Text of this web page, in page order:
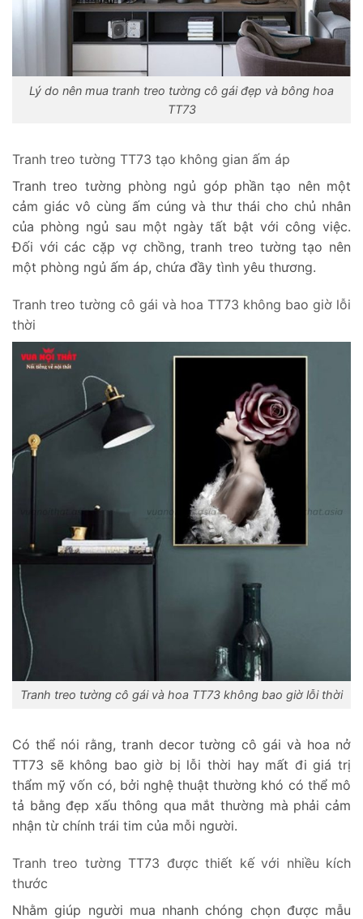
Lý do nên mua tranh treo tường cô gái đẹp và bông hoa
TT73
Tranh treo tường TT73 tạo không gian ấm áp
Tranh treo tường phòng ngủ góp phần tạo nên một
cảm giác vô cùng ấm cúng và thư thái cho chủ nhân
của phòng ngủ sau một ngày tất bật với công việc.
Đối với các cặp vợ chồng, tranh treo tường tạo nên
một phòng ngủ ấm áp, chứa đầy tình yêu thương.
Tranh treo tường cô gái và hoa TT73 không bao giờ lỗi
thời
Tranh treo tường cô gái và hoa TT73 không bao giờ lỗi thời
Có thể nói rằng, tranh decor tường cô gái và hoa nở
TT73 sẽ không bao giờ bị lỗi thời hay mất đi giá trị
thẩm mỹ vốn có, bởi nghệ thuật thường khó có thể mô
tả bằng đẹp xấu thông qua mắt thường mà phải cảm
nhận từ chính trái tim của mỗi người.
Tranh treo tường TT73 được thiết kế với nhiều kích
thước
Nhằm giúp người mua nhanh chóng chọn được mẫu